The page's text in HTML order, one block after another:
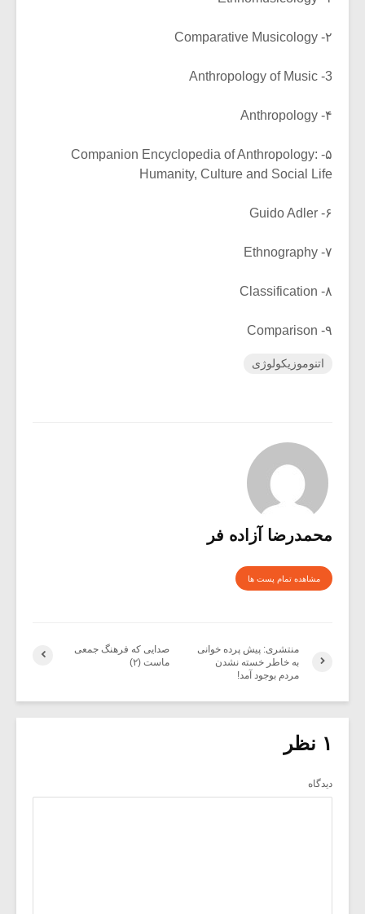
۲- Comparative Musicology
3- Anthropology of Music
۴- Anthropology
۵- Companion Encyclopedia of Anthropology:
Humanity, Culture and Social Life
۶- Guido Adler
۷- Ethnography
۸- Classification
۹- Comparison
اتنوموزیکولوژی
محمدرضا آزاده فر
مشاهده تمام پست ها
صدایی که فرهنگ جمعی
ماست (۲)
منتشری: پیش پرده خوانی
به خاطر خسته نشدن
مردم بوجود آمد!
۱ نظر
دیدگاه